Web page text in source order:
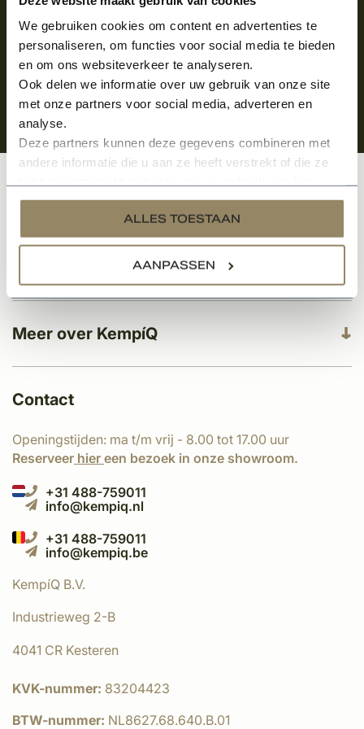
We gebruiken cookies om content en advertenties te
personaliseren, om functies voor social media te bieden
en om ons websiteverkeer te analyseren.
Ook delen we informatie over uw gebruik van onze site
met onze partners voor social media, adverteren en
analyse.
Deze partners kunnen deze gegevens combineren met
andere informatie die u aan ze heeft verstrekt of die ze
services.
ALLES TOESTAAN
AANPASSEN
Meer over KempíQ
Klantenservice
Contact
Openingstijden: ma t/m vrij - 8.00 tot 17.00 uur
Reserveer hier een bezoek in onze showroom.
+31 488-759011
info@kempiq.nl
+31 488-759011
info@kempiq.be
KempíQ B.V.
Industrieweg 2-B
4041 CR Kesteren
KVK-nummer: 83204423
BTW-nummer: NL8627.68.640.B.01